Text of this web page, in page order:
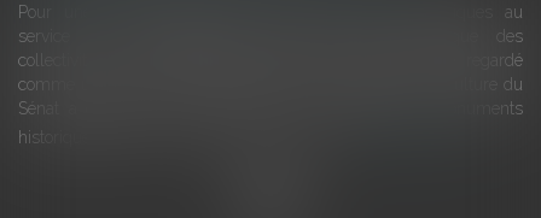
Pour une gestion patrimoniale des monuments historiques au
service du développement économique et touristique des
collectivités Le monument historique a longtemps été regardé
comme une charge. Le rapport que la commission de la culture du
Sénat a consacré, en juillet 2026, à la gestion des monuments
historiques invite à y voir aussi une ressour...